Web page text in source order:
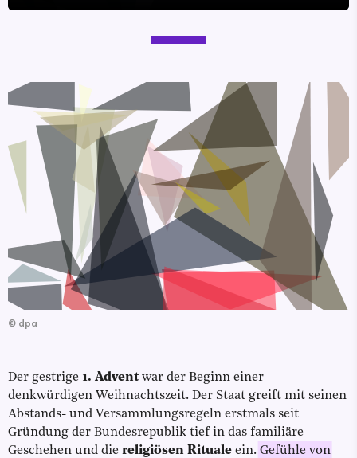
© dpa
Der gestrige 1. Advent war der Beginn einer
denkwürdigen Weihnachtszeit. Der Staat greift mit seinen
Abstands- und Versammlungsregeln erstmals seit
Gründung der Bundesrepublik tief in das familiäre
Geschehen und die religiösen Rituale ein. Gefühle von